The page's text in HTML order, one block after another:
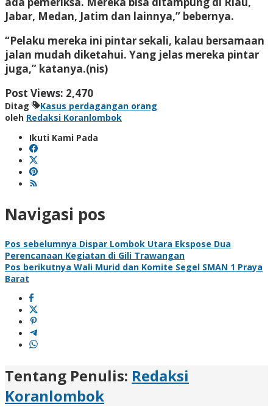
Jabar, Medan, Jatim dan lainnya,” bebernya.
“Pelaku mereka ini pintar sekali, kalau bersamaan
jalan mudah diketahui. Yang jelas mereka pintar
juga,” katanya.(nis)
Post Views: 2,470
Ditag
Kasus perdagangan orang
oleh Redaksi Koranlombok
Ikuti Kami Pada
Navigasi pos
Pos sebelumnya Dispar Lombok Utara Ekspose Dua
Perencanaan Kegiatan di Gili Trawangan
Pos berikutnya Wali Murid dan Komite Segel SMAN 1 Praya
Barat
Tentang Penulis: Redaksi
Koranlombok